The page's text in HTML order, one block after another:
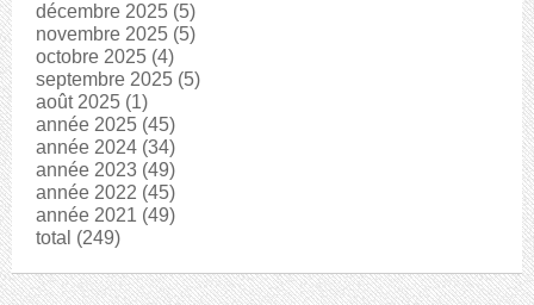
décembre 2025 (5)
novembre 2025 (5)
octobre 2025 (4)
septembre 2025 (5)
août 2025 (1)
année 2025 (45)
année 2024 (34)
année 2023 (49)
année 2022 (45)
année 2021 (49)
total (249)